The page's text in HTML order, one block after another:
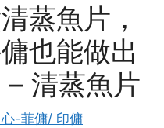
蒸魚片，
也能做出
清蒸魚片
-菲傭/ 印傭